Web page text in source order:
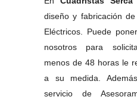
diseño y fabricación
Eléctricos. Puede
nosotros para
menos de 48 horas le
a su medida.
servicio de